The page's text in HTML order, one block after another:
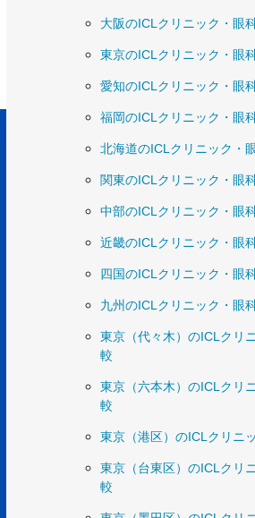
大阪のICLクリニック・眼
東京のICLクリニック・眼
愛知のICLクリニック・眼
福岡のICLクリニック・眼
北海道のICLクリニック・
関東のICLクリニック・眼
中部のICLクリニック・眼
近畿のICLクリニック・眼
四国のICLクリニック・眼
九州のICLクリニック・眼
東京（代々木）のICLクリ
較
東京（六本木）のICLクリ
較
東京（港区）のICLクリニ
東京（台東区）のICLクリ
較